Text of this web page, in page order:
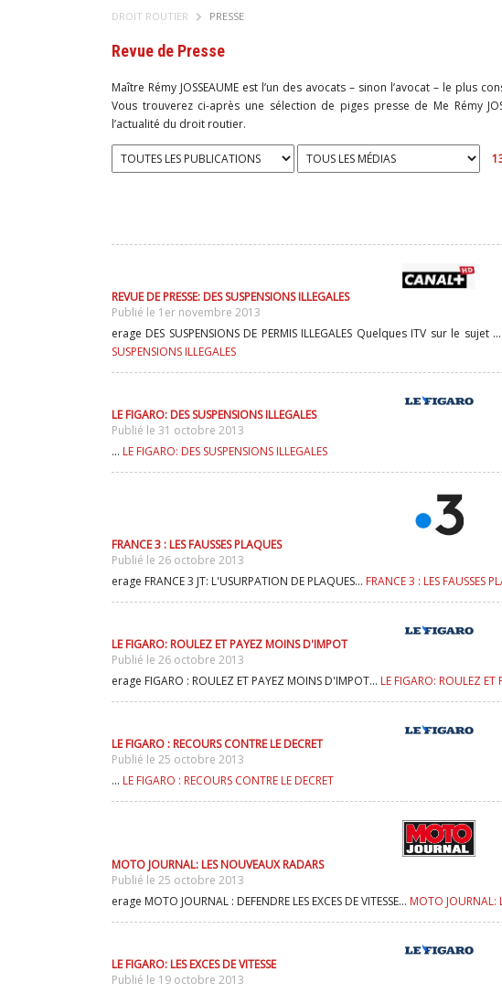
DROIT ROUTIER PRESSE
Revue de Presse
Maître Rémy JOSSEAUME est l’un des avocats – sinon l’avocat – le plus
Vous trouverez ci-après une sélection de piges presse de Me Rémy
l’actualité du droit routier.
REVUE DE PRESSE: DES SUSPENSIONS ILLEGALES
Publié le 1er novembre 2013
erage DES SUSPENSIONS DE PERMIS ILLEGALES Quelques ITV sur le sujet
SUSPENSIONS ILLEGALES
LE FIGARO: DES SUSPENSIONS ILLEGALES
Publié le 31 octobre 2013
... LE FIGARO: DES SUSPENSIONS ILLEGALES
FRANCE 3 : LES FAUSSES PLAQUES
Publié le 26 octobre 2013
erage FRANCE 3 JT: L'USURPATION DE PLAQUES... FRANCE 3 : LES FAUSSES
LE FIGARO: ROULEZ ET PAYEZ MOINS D'IMPOT
Publié le 26 octobre 2013
erage FIGARO : ROULEZ ET PAYEZ MOINS D'IMPOT... LE FIGARO: ROULEZ
LE FIGARO : RECOURS CONTRE LE DECRET
Publié le 25 octobre 2013
... LE FIGARO : RECOURS CONTRE LE DECRET
MOTO JOURNAL: LES NOUVEAUX RADARS
Publié le 25 octobre 2013
erage MOTO JOURNAL : DEFENDRE LES EXCES DE VITESSE... MOTO JOURNAL:
LE FIGARO: LES EXCES DE VITESSE
Publié le 19 octobre 2013